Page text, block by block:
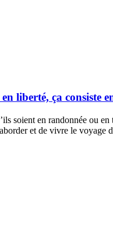
liberté, ça consiste
soient en randonnée ou
et de vivre le voyage